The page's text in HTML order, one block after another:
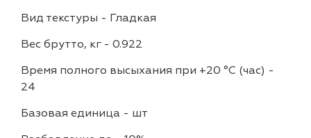
Вид текстуры - Гладкая
Вес брутто, кг - 0.922
Время полного высыхания при +20 °С (час) -
24
Базовая единица - шт